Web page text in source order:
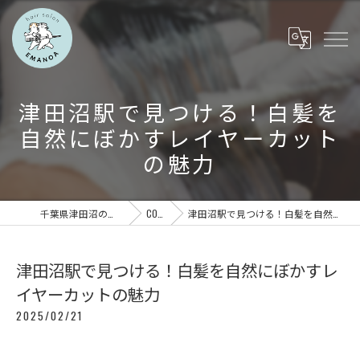
津田沼駅で見つける！白髪を
自然にぼかすレイヤーカット
の魅力
COLUMN 津田沼駅で見つける！白髪を自然にぼかすレイヤーカットの魅力
津田沼駅で見つける！白髪を自然にぼかすレ
イヤーカットの魅力
2025/02/21